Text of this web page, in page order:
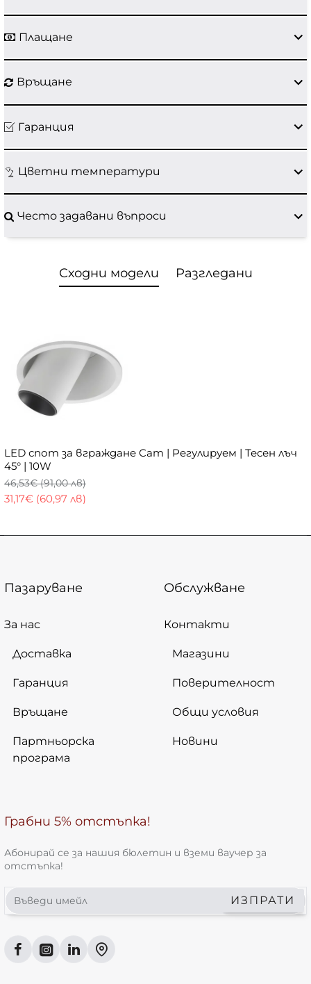
Плащане
Връщане
Гаранция
Цветни температури
Често задавани въпроси
Сходни модели Разгледани
LED спот за вграждане Cam | Регулируем | Тесен лъч
45° | 10W
31,17€ (60,97 лв)
46,53€ (91,00 лв)
Пазаруване
За нас
Доставка
Гаранция
Връщане
Партньорска
програма
Обслужване
Контакти
Магазини
Поверителност
Общи условия
Новини
Грабни 5% отстъпка!
Абонирай се за нашия бюлетин и вземи ваучер за
отстъпка!
Въведи
имейл
ИЗПРАТИ